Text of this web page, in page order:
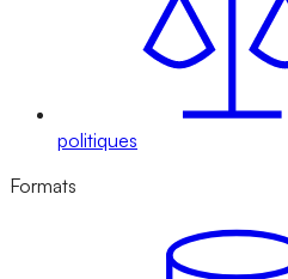
politiques
Formats